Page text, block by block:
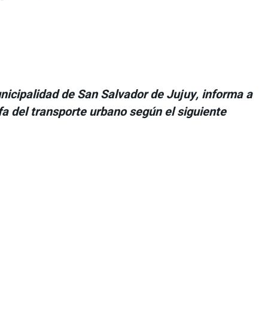
de San Salvador de Jujuy, informa a
del transporte urbano según el siguiente